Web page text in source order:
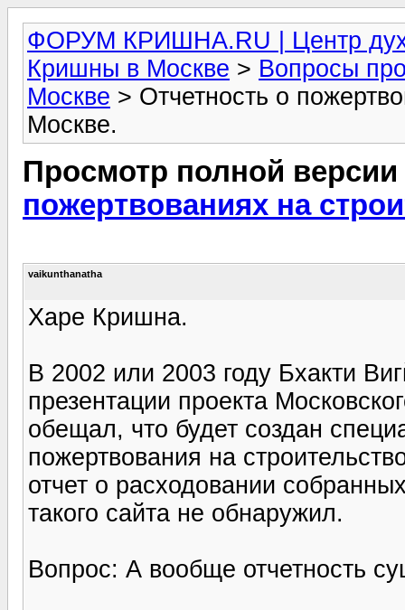
ФОРУМ КРИШНА.RU | Центр
Кришны в Москве > Вопросы
Москве > Отчетность о
Москве.
Просмотр полной
пожертвованиях на
vaikunthanatha
Харе Кришна.
В 2002 или 2003 году Бхакти
презентации проекта
обещал, что будет создан
пожертвования на
отчет о расходовании
такого сайта не обнаружил.
Вопрос: А вообще отчетность